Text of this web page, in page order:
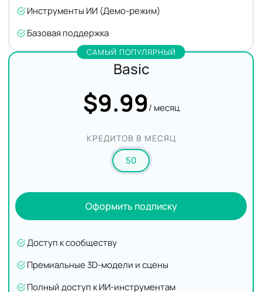
Инструменты ИИ (Демо-режим)
Базовая поддержка
САМЫЙ ПОПУЛЯРНЫЙ
Basic
$9.99/ месяц
КРЕДИТОВ В МЕСЯЦ
50
Оформить подписку
Доступ к сообществу
Премиальные 3D-модели и сцены
Полный доступ к ИИ-инструментам